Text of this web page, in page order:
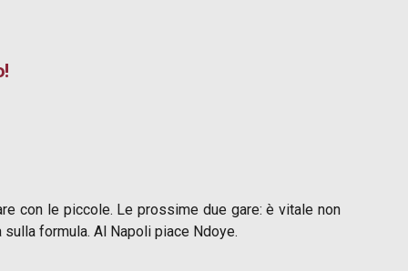
con le piccole. Le prossime due gare: è vitale non
formula. Al Napoli piace Ndoye.